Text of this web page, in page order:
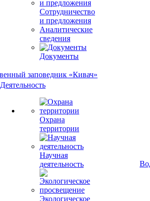
Сотрудничество
и предложения
Аналитические
сведения
Документы
Деятельность
Охрана
территории
Научная
деятельность
Экологическое